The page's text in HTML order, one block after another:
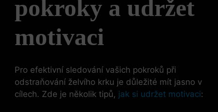
pokroky a udržet
motivaci
Pro efektivní sledování vašich pokroků při
odstraňování želvího krku je důležité mít jasno v
cílech. Zde je několik tipů, jak si udržet motivaci: